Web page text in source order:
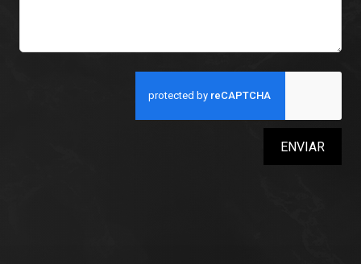
ENVIAR